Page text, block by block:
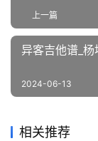
上一篇
异客吉他谱_
2024-06-13
相关推荐